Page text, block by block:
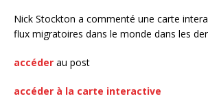
Nick Stockton a commenté une carte
flux migratoires dans le monde dans les
accéder au post
accéder à la carte interactive